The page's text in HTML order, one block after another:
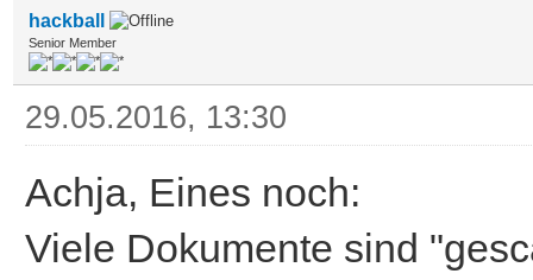
hackball
Senior Member
29.05.2016, 13:30
Achja, Eines noch:
Viele Dokumente sind